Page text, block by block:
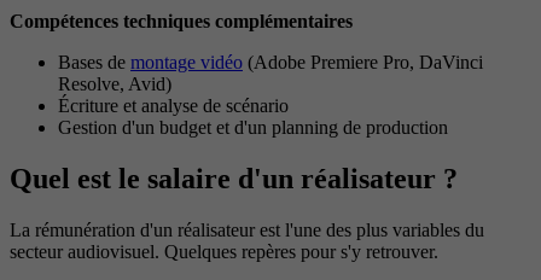
Compétences techniques complémentaires
Bases de montage vidéo (Adobe Premiere Pro, DaVinci
Resolve, Avid)
Écriture et analyse de scénario
Gestion d'un budget et d'un planning de production
Quel est le salaire d'un réalisateur ?
La rémunération d'un réalisateur est l'une des plus variables du
secteur audiovisuel. Quelques repères pour s'y retrouver.